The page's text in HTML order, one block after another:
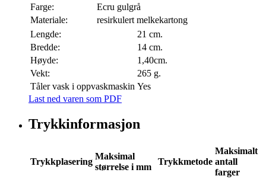
Farge:
Ecru gulgrå
Materiale:
resirkulert melkekartong
Lengde:
21 cm.
Bredde:
14 cm.
Høyde:
1,40cm.
Vekt:
265 g.
Tåler vask i oppvaskmaskin Yes
Last ned varen som PDF
Trykkinformasjon
Trykkplasering
Maksimal
størrelse i mm
Trykkmetode
Maksimalt
antall
farger